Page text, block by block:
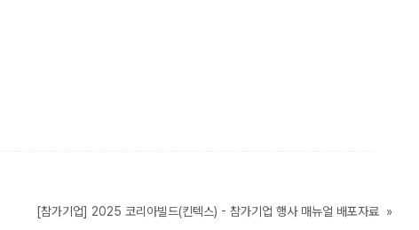
[참가기업] 2025 코리아빌드(킨텍스) - 참가기업 행사 매뉴얼 배포자료 »